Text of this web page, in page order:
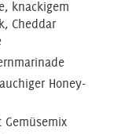
knackigem
Cheddar
Honey-